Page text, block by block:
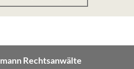
Rechtsanwälte